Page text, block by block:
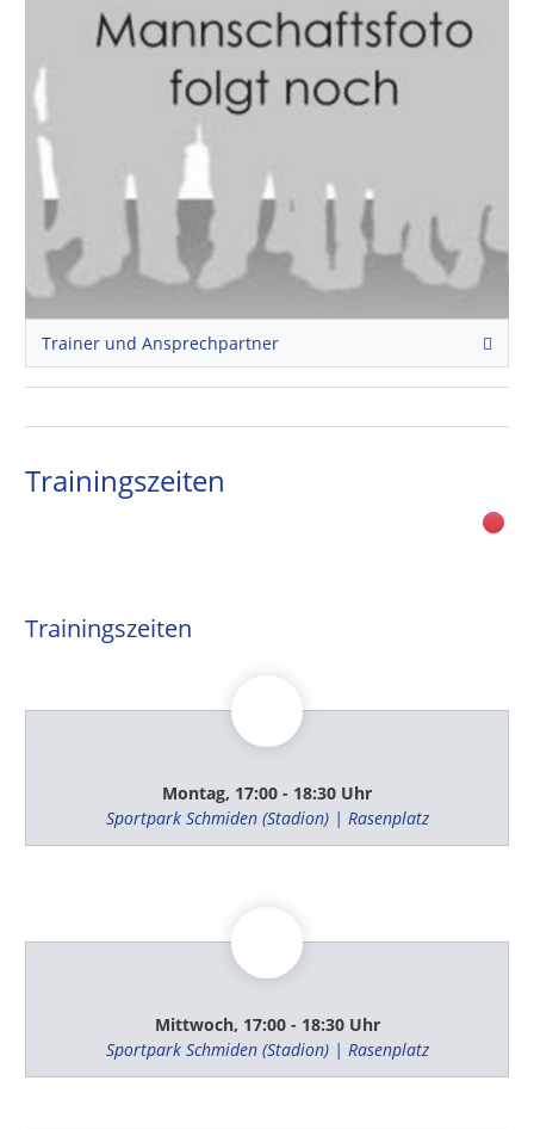
Trainer und Ansprechpartner
Trainingszeiten
Trainingszeiten
Montag, 17:00 - 18:30 Uhr
Sportpark Schmiden (Stadion) | Rasenplatz
Mittwoch, 17:00 - 18:30 Uhr
Sportpark Schmiden (Stadion) | Rasenplatz